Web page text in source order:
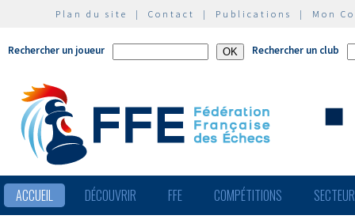
Plan du site | Contact | Publications | Mon
Rechercher un joueur Rechercher un club
ACCUEIL DÉCOUVRIR FFE COMPÉTITIONS